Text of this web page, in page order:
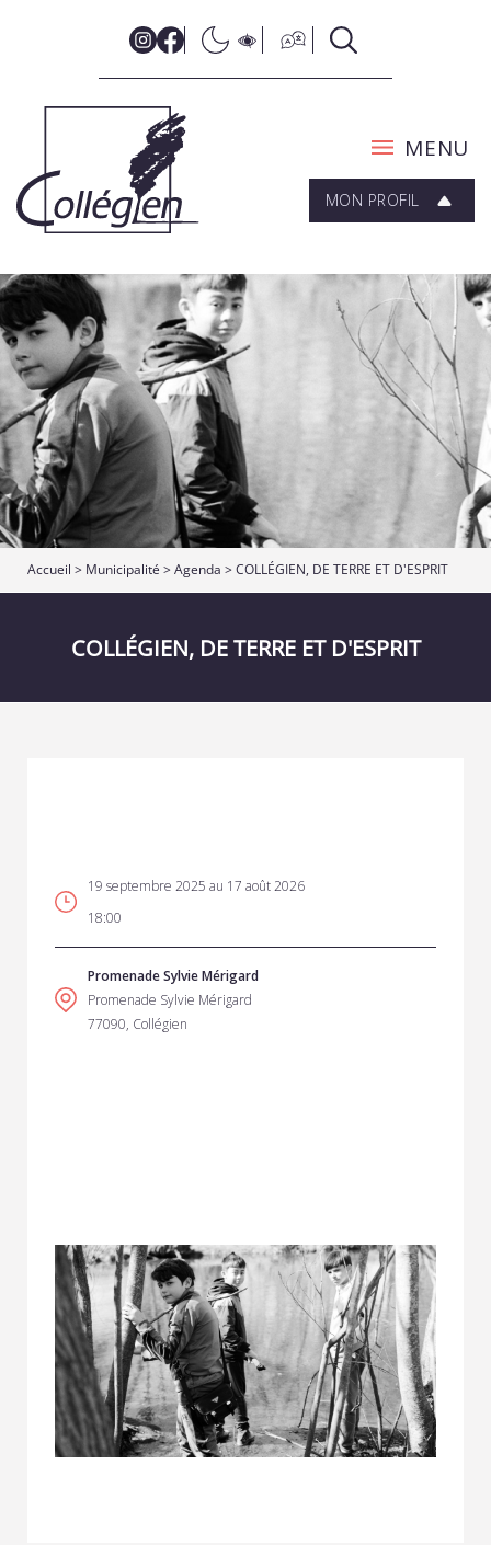
MENU
MON PROFIL
Accueil > Municipalité >Agenda > COLLÉGIEN, DE TERRE ET D'ESPRIT
COLLÉGIEN, DE TERRE ET D'ESPRIT
19 septembre 2025 au 17 août 2026
18:00
Promenade Sylvie Mérigard
Promenade Sylvie Mérigard
77090, Collégien